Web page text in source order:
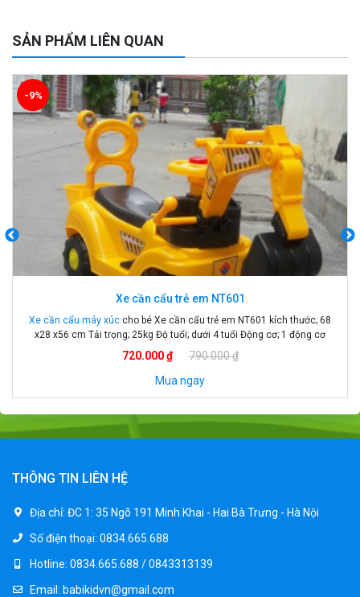
SẢN PHẨM LIÊN QUAN
Xe cần cẩu trẻ em KS-518
Xe cần cẩu trẻ em KS-518 là dòng xe cần cẩu mới nhất , thiết kế hai chỗ
ngồi . Chất nhựa chắc chắn, an toàn cho bé. Đồ chơi xe cần cẩu trẻ em.
Xe cần cẩu 2 chỗ ngồi cho bé. Thông tin xe cần cẩu trẻ em KS-518. Mã
sản phẩm: KS518 […]
900.000 ₫
1.250.000 ₫
Mua ngay
-28%
THÔNG TIN LIÊN HỆ
Địa chỉ: ĐC 1: 35 Ngõ 191 Minh Khai - Hai Bà Trưng - Hà Nội
Số điện thoại: 0834.665.688
Hotline: 0834.665.688 / 0843313139
Email: babikidvn@gmail.com